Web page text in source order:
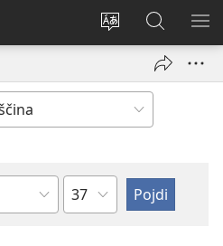
Spremeni
spletnega
mesta
Prijava
(odpre
Iskanje
po
JW.ORG
Poglavje